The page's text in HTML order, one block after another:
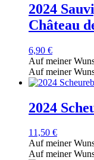
2024
Château
6,90 €
Auf meiner
Auf meiner
2024
11,50 €
Auf meiner
Auf meiner